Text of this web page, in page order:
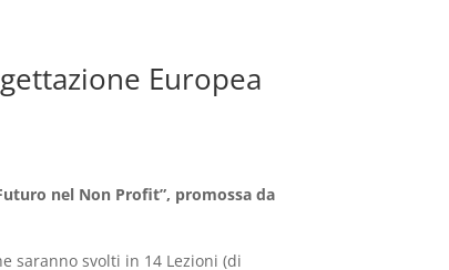
Europea
nel Non Profit”, promossa da
saranno svolti in 14 Lezioni (di